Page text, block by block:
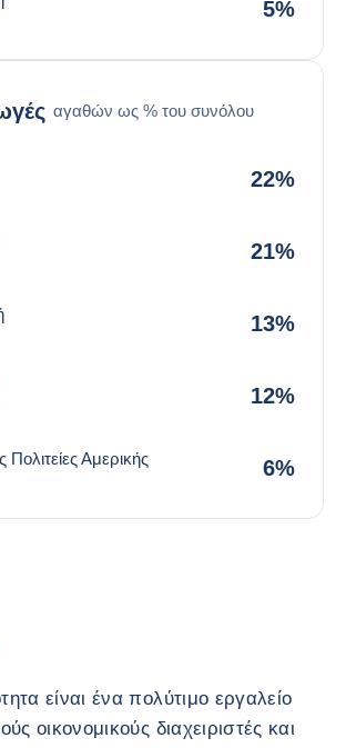
5%
αγαθών ως % του συνόλου
22%
21%
13%
12%
Αμερικής 6%
είναι ένα πολύτιμο εργαλείο
οικονομικούς διαχειριστές και